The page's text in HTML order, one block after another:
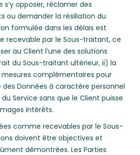
s’y opposer, réclamer des
ou demander la résiliation du
formulée dans les délais est
recevable par le Sous-traitant, ce
au Client l’une des solutions
du Sous-traitant ultérieur, ii) la
complémentaires pour
Données à caractère personnel
Service sans que le Client puisse
intérêts.
comme recevables par le Sous-
doivent être objectives et
démontrées. Les Parties